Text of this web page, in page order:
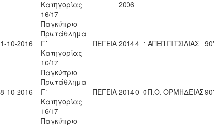
Κατηγορίας
16/17
2006
10-2016
Παγκύπριο
Πρωτάθλημα
Γ΄
Κατηγορίας
16/17
ΠΕΓΕΙΑ 20144 1 ΑΠΕΠ ΠΙΤΣΙΛΙΑΣ 90'
10-2016
Παγκύπριο
Πρωτάθλημα
Γ΄
Κατηγορίας
16/17
ΠΕΓΕΙΑ 20140 0Π.Ο. ΟΡΜΗΔΕΙΑΣ90'
Παγκύπριο